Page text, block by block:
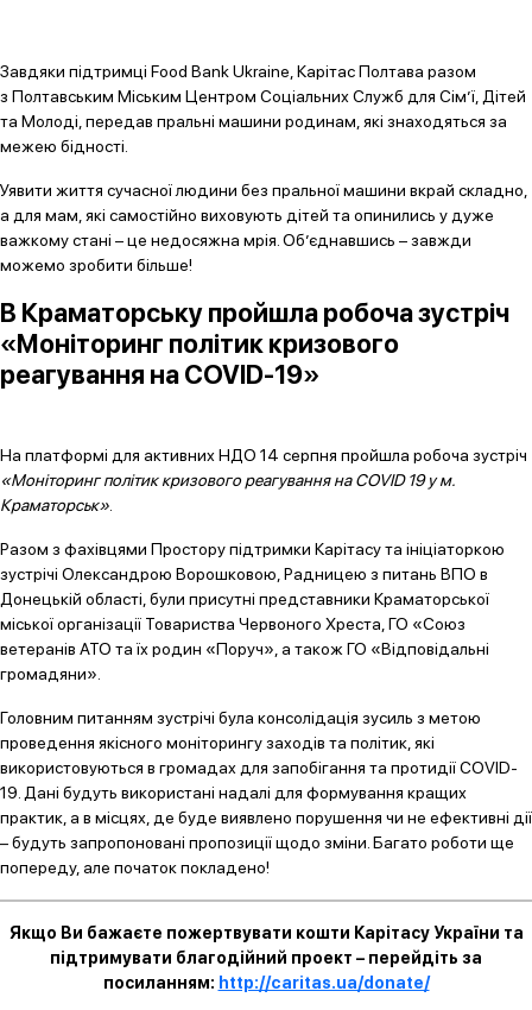
Завдяки підтримці Food Bank Ukraine, Карітас Полтава разом
з Полтавським Міським Центром Соціальних Служб для Сім’ї, Дітей
та Молоді, передав пральні машини родинам, які знаходяться за
межею бідності.
Уявити життя сучасної людини без пральної машини вкрай складно,
а для мам, які самостійно виховують дітей та опинились у дуже
важкому стані – це недосяжна мрія. Об’єднавшись – завжди
можемо зробити більше!
В Краматорську пройшла робоча зустріч
«Моніторинг політик кризового
реагування на COVID-19»
На платформі для активних НДО 14 серпня пройшла робоча зустріч
«Моніторинг політик кризового реагування на COVID 19 у м.
Краматорськ»
Разом з фахівцями Простору підтримки Карітасу та ініціаторкою
зустрічі Олександрою Ворошковою, Радницею з питань ВПО в
Донецькій області, були присутні представники Краматорської
міської організації Товариства Червоного Хреста, ГО «Союз
ветеранів АТО та їх родин «Поруч», а також ГО «Відповідальні
громадяни».
Головним питанням зустрічі була консолідація зусиль з метою
проведення якісного моніторингу заходів та політик, які
використовуються в громадах для запобігання та протидії COVID-
19. Дані будуть використані надалі для формування кращих
практик, а в місцях, де буде виявлено порушення чи не ефективні дії
– будуть запропоновані пропозиції щодо зміни. Багато роботи ще
попереду, але початок покладено!
Якщо Ви бажаєте пожертвувати кошти Карітасу України та
підтримувати благодійний проект – перейдіть за
посиланням: http://caritas.ua/donate/